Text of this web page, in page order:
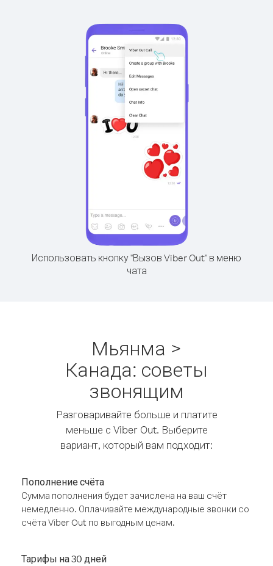
Использовать кнопку "Вызов Viber Out" в меню
чата
Мьянма >
Канада: советы
звонящим
Разговаривайте больше и платите
меньше с Viber Out. Выберите
вариант, который вам подходит:
Пополнение счёта
Сумма пополнения будет зачислена на ваш счёт
немедленно. Оплачивайте международные звонки со
счёта Viber Out по выгодным ценам.
Тарифы на 30 дней